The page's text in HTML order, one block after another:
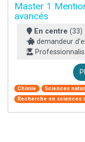
Master 1
avancés
En centre (33)
demandeur
Chimie
Sciences
Recherche en sciences